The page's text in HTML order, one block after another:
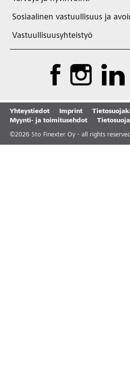
Sosiaalinen vastuullisuus ja
Vastuullisuusyhteistyö
Yhteystiedot Imprint
Myynti- ja toimitusehdot
©2026 Sto Finexter Oy - all rights